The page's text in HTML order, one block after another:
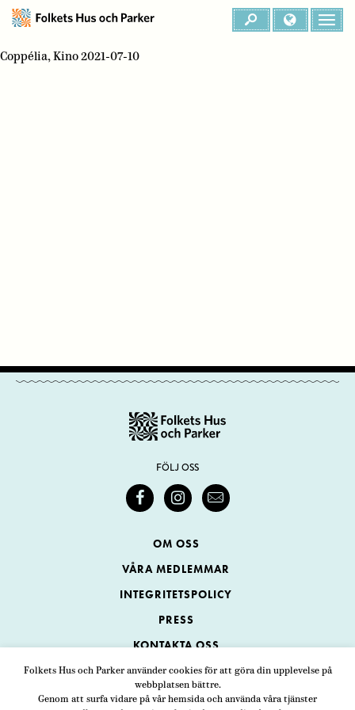
Folkets Hus och Parker använder cookies för att göra din upplevelse på
webbplatsen bättre.
Genom att surfa vidare på vår hemsida och använda våra tjänster
Coppélia, Kino 2021-07-10
FÖLJ OSS
OM OSS
VÅRA MEDLEMMAR
INTEGRITETSPOLICY
PRESS
KONTAKTA OSS
Folkets Hus och Parker